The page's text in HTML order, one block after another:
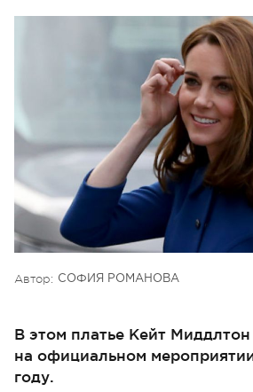
Автор: СОФИЯ РОМАНОВА
В этом платье Кейт
на официальном
году.